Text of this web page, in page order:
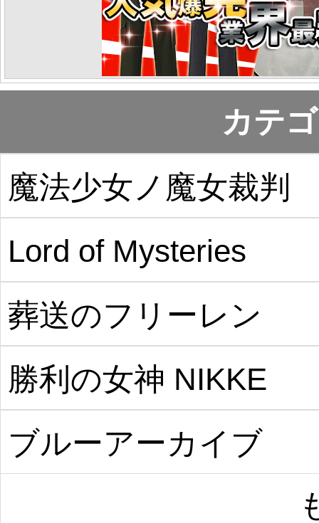
カテ
魔法少女ノ魔女裁判
Lord of Mysteries
葬送のフリーレン
勝利の女神 NIKKE
ブルーアーカイブ